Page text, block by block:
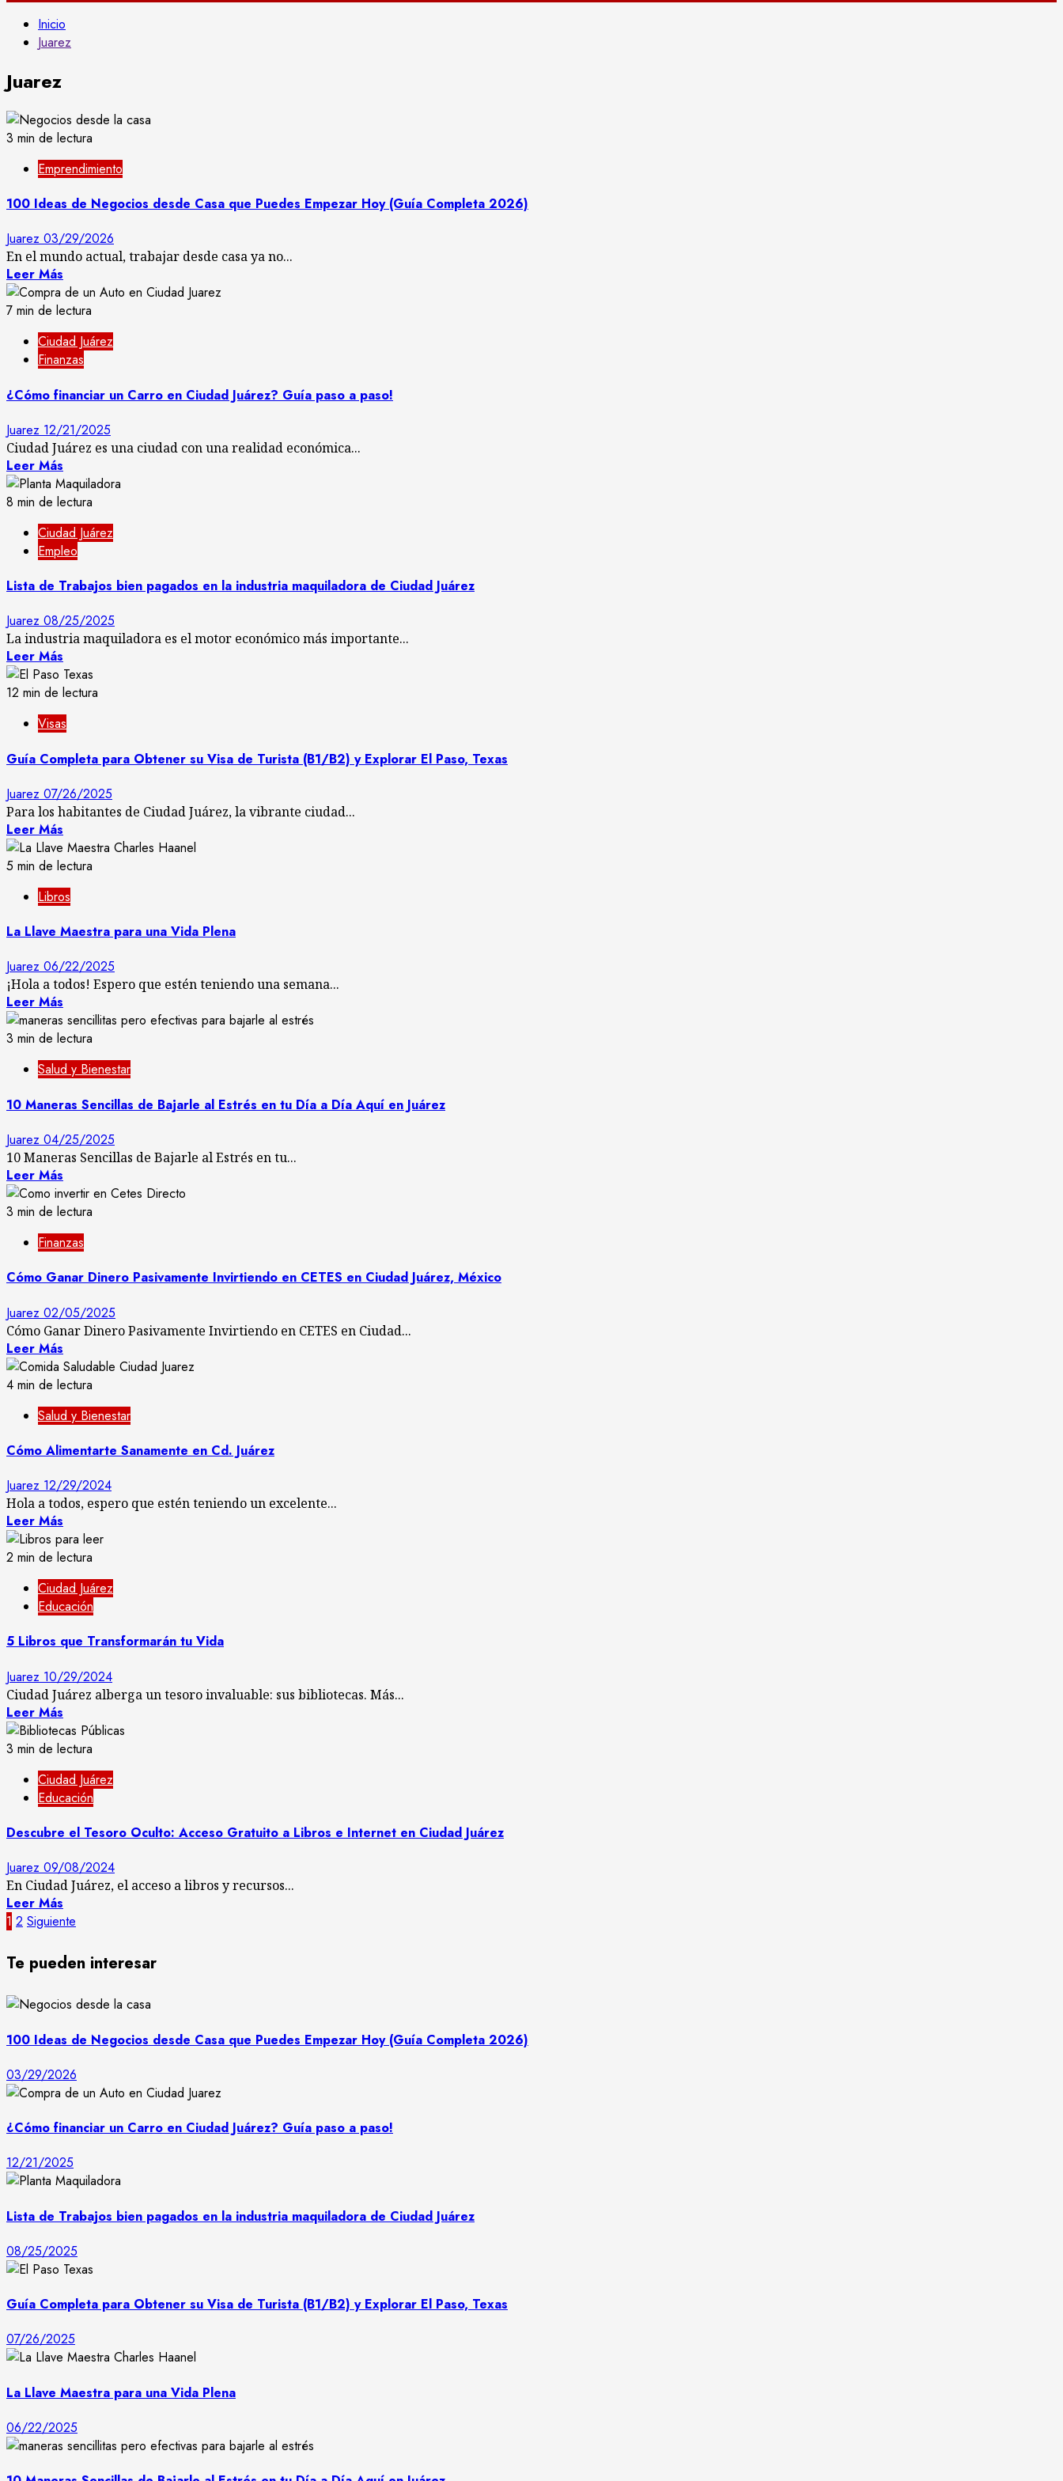
Inicio
Juarez
Juarez
3 min de lectura
Emprendimiento
100 Ideas de Negocios desde Casa que Puedes Empezar Hoy (Guía Completa 2026)
Juarez 03/29/2026
En el mundo actual, trabajar desde casa ya no...
Leer Más
7 min de lectura
Ciudad Juárez
Finanzas
¿Cómo financiar un Carro en Ciudad Juárez? Guía paso a paso!
Juarez 12/21/2025
Ciudad Juárez es una ciudad con una realidad económica...
Leer Más
8 min de lectura
Ciudad Juárez
Empleo
Lista de Trabajos bien pagados en la industria maquiladora de Ciudad Juárez
Juarez 08/25/2025
La industria maquiladora es el motor económico más importante...
Leer Más
12 min de lectura
Visas
Guía Completa para Obtener su Visa de Turista (B1/B2) y Explorar El Paso, Texas
Juarez 07/26/2025
Para los habitantes de Ciudad Juárez, la vibrante ciudad...
Leer Más
5 min de lectura
Libros
La Llave Maestra para una Vida Plena
Juarez 06/22/2025
¡Hola a todos! Espero que estén teniendo una semana...
Leer Más
3 min de lectura
Salud y Bienestar
10 Maneras Sencillas de Bajarle al Estrés en tu Día a Día Aquí en Juárez
Juarez 04/25/2025
10 Maneras Sencillas de Bajarle al Estrés en tu...
Leer Más
3 min de lectura
Finanzas
Cómo Ganar Dinero Pasivamente Invirtiendo en CETES en Ciudad Juárez, México
Juarez 02/05/2025
Cómo Ganar Dinero Pasivamente Invirtiendo en CETES en Ciudad...
Leer Más
4 min de lectura
Salud y Bienestar
Cómo Alimentarte Sanamente en Cd. Juárez
Juarez 12/29/2024
Hola a todos, espero que estén teniendo un excelente...
Leer Más
2 min de lectura
Ciudad Juárez
Educación
5 Libros que Transformarán tu Vida
Juarez 10/29/2024
Ciudad Juárez alberga un tesoro invaluable: sus bibliotecas. Más...
Leer Más
3 min de lectura
Ciudad Juárez
Educación
Descubre el Tesoro Oculto: Acceso Gratuito a Libros e Internet en Ciudad Juárez
Juarez 09/08/2024
En Ciudad Juárez, el acceso a libros y recursos...
Leer Más
Paginación
de
entradas
1 2 Siguiente
Te pueden interesar
100 Ideas de Negocios desde Casa que Puedes Empezar Hoy (Guía Completa 2026)
03/29/2026
¿Cómo financiar un Carro en Ciudad Juárez? Guía paso a paso!
12/21/2025
Lista de Trabajos bien pagados en la industria maquiladora de Ciudad Juárez
08/25/2025
Guía Completa para Obtener su Visa de Turista (B1/B2) y Explorar El Paso, Texas
07/26/2025
La Llave Maestra para una Vida Plena
06/22/2025